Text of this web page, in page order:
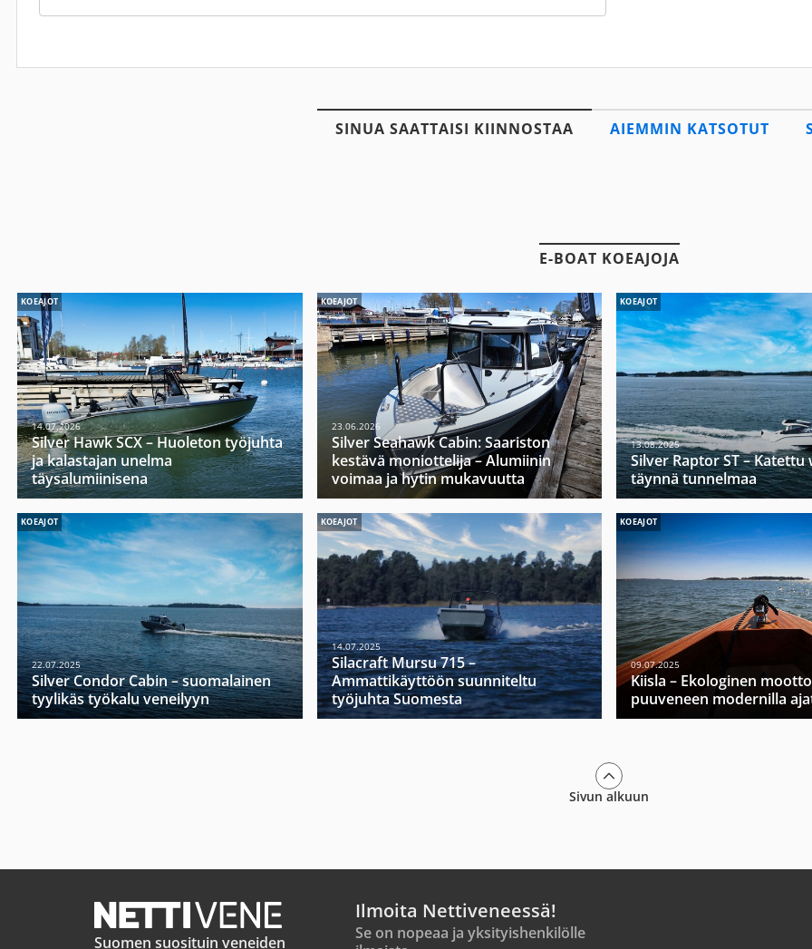
SINUA SAATTAISI KIINNOSTAA AIEMMIN KATSOTUT
E-BOAT KOEAJOJA
KOEAJOT
14.07.2026
Silver Hawk SCX – Huoleton työjuhta
ja kalastajan unelma
täysalumiinisena
KOEAJOT
23.06.2026
Silver Seahawk Cabin: Saariston
kestävä moniottelija – Alumiinin
voimaa ja hytin mukavuutta
KOEAJOT
13.08.2025
Silver Raptor ST –
täynnä tunnelmaa
KOEAJOT
22.07.2025
Silver Condor Cabin – suomalainen
tyylikäs työkalu veneilyyn
KOEAJOT
14.07.2025
Silacraft Mursu 715 –
Ammattikäyttöön suunniteltu
työjuhta Suomesta
KOEAJOT
09.07.2025
Kiisla – Ekologinen
puuveneen modernilla
Sivun alkuun
Suomen suosituin veneiden
Ilmoita Nettiveneessä!
Se on nopeaa ja yksityishenkilölle